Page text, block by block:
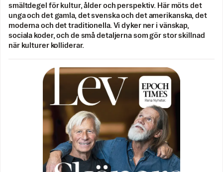
smältdegel för kultur, ålder och perspektiv. Här möts det
unga och det gamla, det svenska och det amerikanska, det
moderna och det traditionella. Vi dyker ner i vänskap,
sociala koder, och de små detaljerna som gör stor skillnad
när kulturer kolliderar.